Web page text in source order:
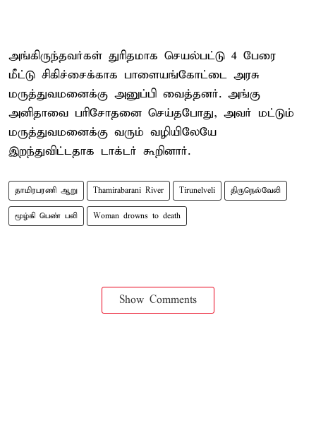
அங்கிருந்தவர்கள் துரிதமாக செயல்பட்டு 4 பேரை
மீட்டு சிகிச்சைக்காக பாளையங்கோட்டை அரசு
மருத்துவமனைக்கு அனுப்பி வைத்தனர். அங்கு
அனிதாவை பரிசோதனை செய்தபோது, அவர் மட்டும்
மருத்துவமனைக்கு வரும் வழியிலேயே
இறந்துவிட்டதாக டாக்டர் கூறினார்.
தாமிரபரணி ஆறு Thamirabarani River Tirunelveli திருநெல்வேலி
மூழ்கி பெண் பலி Woman drowns to death
Show Comments